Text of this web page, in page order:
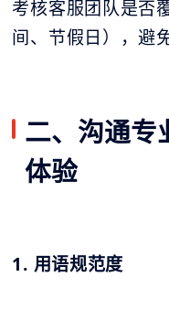
考核客服团队是否
间、节假日），避
二、沟通专
体验
1. 用语规范度